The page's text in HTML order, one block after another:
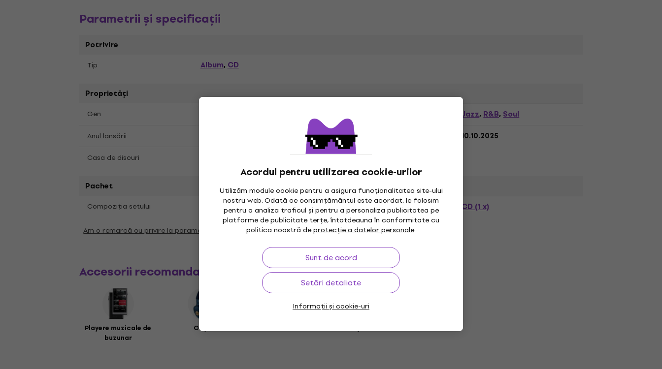
Acordul pentru utilizarea cookie-urilor
Utilizăm module cookie pentru a asigura funcționalitatea site-ului
nostru web. Odată ce consimțământul este acordat, le folosim
pentru a analiza traficul și pentru a personaliza publicitatea pe
platforme de publicitate terțe, întotdeauna în conformitate cu
politica noastră deprotecție a datelor personale.
Sunt de acord
Setări detaliate
Informații și cookie-uri
Parametrii și specificații
Potrivire
Tip Album,CD
Proprietăți
Gen Jazz,R&B,Soul
Anul lansării Data publicării
10.10.2025
Casa de discuri
Pachet
Compoziția setului Pachetul conține CD (1 x)
Am o remarcă cu privire la parametrii
Accesorii recomandate
Playere muzicale de
buzunar
Căști